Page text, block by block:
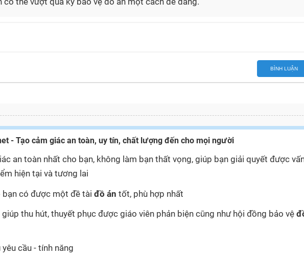
BÌNH LUẬN
- Tạo cảm giác an toàn, uy tín, chất lượng đến cho mọi người
an toàn nhất cho bạn, không làm bạn thất vọng, giúp bạn giải quyết được
hiện tại và tương lai
bạn có được một đề tài đồ án tốt, phù hợp nhất
thu hút, thuyết phục được giáo viên phản biện cũng như hội đồng bảo vệ
cầu - tính năng